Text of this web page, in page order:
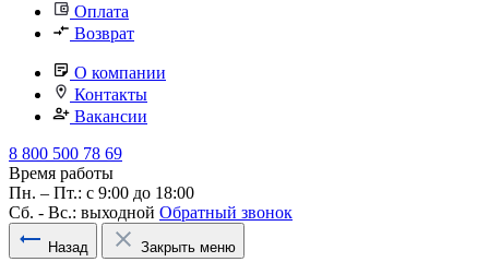
Оплата
Возврат
О компании
Контакты
Вакансии
8 800 500 78 69
Время работы
Пн. – Пт.: с 9:00 до 18:00
Сб. - Вс.: выходной Обратный звонок
Назад Закрыть меню